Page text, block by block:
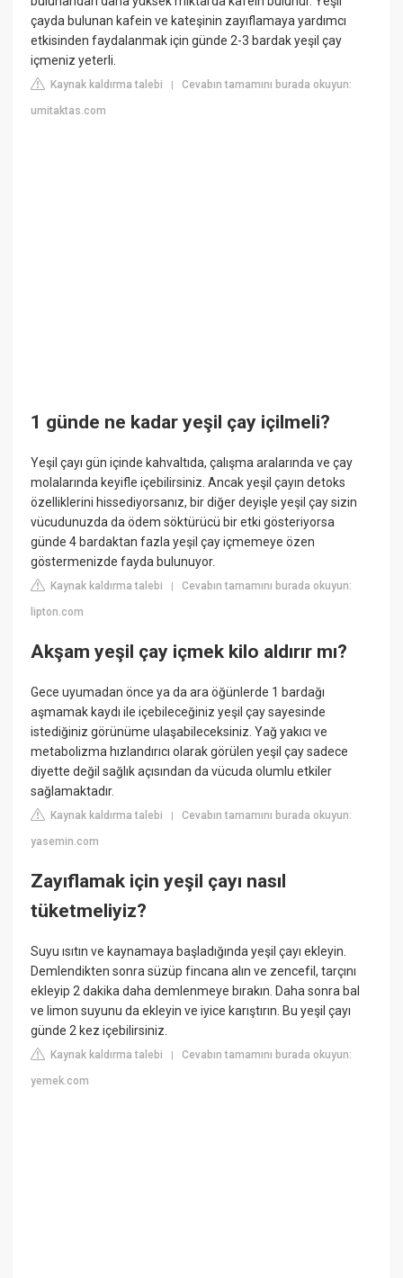
çayda bulunan kafein ve kateşinin zayıflamaya yardımcı
etkisinden faydalanmak için günde 2-3 bardak yeşil çay
içmeniz yeterli.
Kaynak kaldırma talebi |Cevabın tamamını burada okuyun:
umitaktas.com
1 günde ne kadar yeşil çay içilmeli?
Yeşil çayı gün içinde kahvaltıda, çalışma aralarında ve çay
molalarında keyifle içebilirsiniz. Ancak yeşil çayın detoks
özelliklerini hissediyorsanız, bir diğer deyişle yeşil çay sizin
vücudunuzda da ödem söktürücü bir etki gösteriyorsa
günde 4 bardaktan fazla yeşil çay içmemeye özen
göstermenizde fayda bulunuyor.
Kaynak kaldırma talebi |Cevabın tamamını burada okuyun:
lipton.com
Akşam yeşil çay içmek kilo aldırır mı?
Gece uyumadan önce ya da ara öğünlerde 1 bardağı
aşmamak kaydı ile içebileceğiniz yeşil çay sayesinde
istediğiniz görünüme ulaşabileceksiniz. Yağ yakıcı ve
metabolizma hızlandırıcı olarak görülen yeşil çay sadece
diyette değil sağlık açısından da vücuda olumlu etkiler
sağlamaktadır.
Kaynak kaldırma talebi |Cevabın tamamını burada okuyun:
yasemin.com
Zayıflamak için yeşil çayı nasıl
tüketmeliyiz?
Suyu ısıtın ve kaynamaya başladığında yeşil çayı ekleyin.
Demlendikten sonra süzüp fincana alın ve zencefil, tarçını
ekleyip 2 dakika daha demlenmeye bırakın. Daha sonra bal
ve limon suyunu da ekleyin ve iyice karıştırın. Bu yeşil çayı
günde 2 kez içebilirsiniz.
Kaynak kaldırma talebi |Cevabın tamamını burada okuyun:
yemek.com